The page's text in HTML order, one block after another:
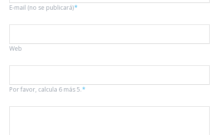
Campo
E-mail (no se publicará)*
Web
Por favor, calcula 6 más 5.*